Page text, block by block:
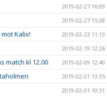
2019-02-27 16:09
2019-02-27 15:28
Kalix! 2019-02-23 11:13
2019-02-19 12:26
match kl 12.00 2019-02-09 12:40
2019-02-01 13:35
2019-02-01 10:31